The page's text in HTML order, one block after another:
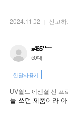
2024.11.02 신고하
a465*****
50대
한달사용기
UV쉴드 에센셜 선 프
늘 쓰던 제품이라